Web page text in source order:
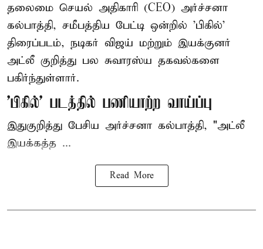
தலைமை செயல் அதிகாரி (CEO) அர்ச்சனா
கல்பாத்தி, சமீபத்திய பேட்டி ஒன்றில் 'பிகில்'
திரைப்படம், நடிகர் விஜய் மற்றும் இயக்குனர்
அட்லீ குறித்து பல சுவாரஸ்ய தகவல்களை
பகிர்ந்துள்ளார்.
'பிகில்' படத்தில் பணியாற்ற வாய்ப்பு
இதுகுறித்து பேசிய அர்ச்சனா கல்பாத்தி, "அட்லீ
இயக்கத்த ...
Read More